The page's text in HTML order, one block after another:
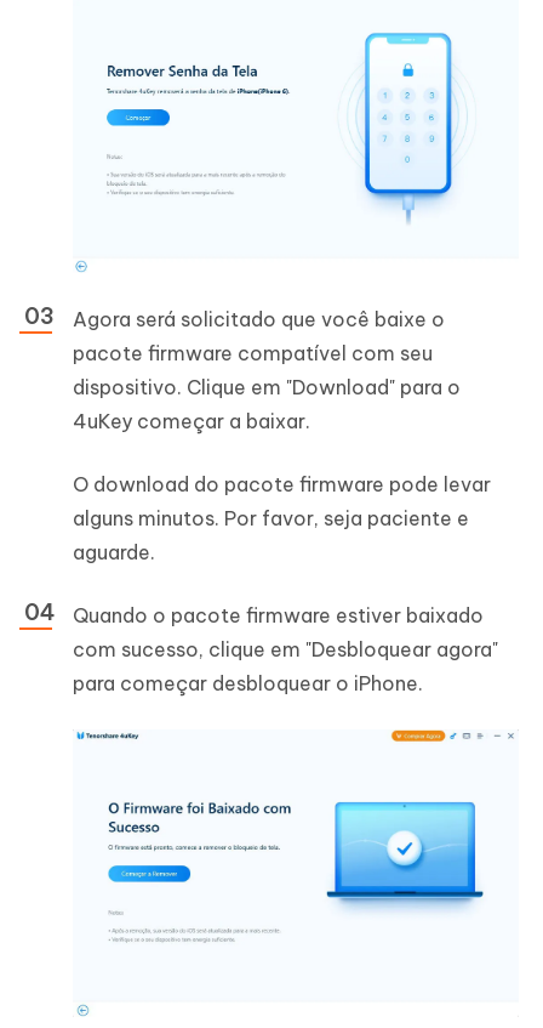
Agora será solicitado que você baixe o
pacote firmware compatível com seu
dispositivo. Clique em "Download" para o
4uKey começar a baixar.
O download do pacote firmware pode levar
alguns minutos. Por favor, seja paciente e
aguarde.
Quando o pacote firmware estiver baixado
com sucesso, clique em "Desbloquear agora"
para começar desbloquear o iPhone.